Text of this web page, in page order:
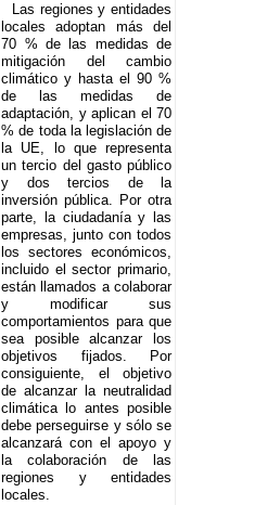
Las regiones y entidades
locales adoptan más del
70 % de las medidas de
mitigación del cambio
climático y hasta el 90 %
de las medidas de
adaptación, y aplican el 70
% de toda la legislación de
la UE, lo que representa
un tercio del gasto público
y dos tercios de la
inversión pública. Por otra
parte, la ciudadanía y las
empresas, junto con todos
los sectores económicos,
incluido el sector primario,
están llamados a colaborar
y modificar sus
comportamientos para que
sea posible alcanzar los
objetivos fijados. Por
consiguiente, el objetivo
de alcanzar la neutralidad
climática lo antes posible
debe perseguirse y sólo se
alcanzará con el apoyo y
la colaboración de las
regiones y entidades
locales.